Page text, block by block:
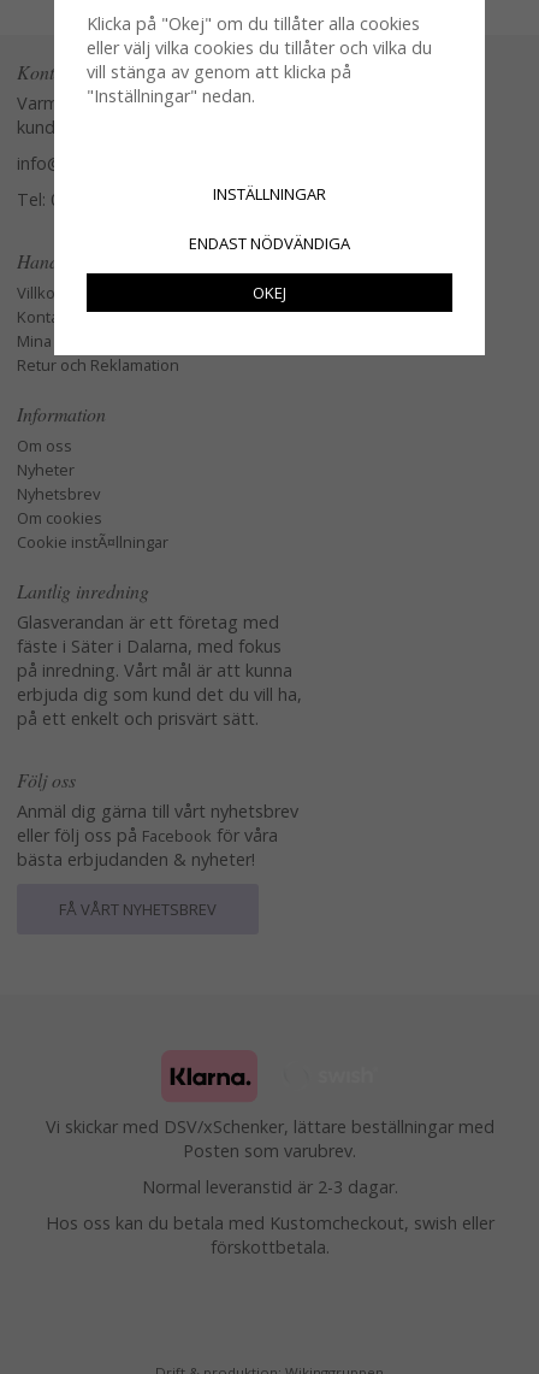
Kontakta oss
Varmt välkommen att kontakta vår
kundtjänst.
info@glasverandan.se
Tel: 079-3495968
Handla
Villkor
Kontakta oss
Mina favoriter
Retur och Reklamation
Information
Om oss
Nyheter
Nyhetsbrev
Om cookies
Cookie instÃ¤llningar
Lantlig inredning
Glasverandan är ett företag med
fäste i Säter i Dalarna, med fokus
på inredning. Vårt mål är att kunna
erbjuda dig som kund det du vill ha,
på ett enkelt och prisvärt sätt.
Följ oss
Anmäl dig gärna till vårt nyhetsbrev
eller följ oss på Facebook för våra
bästa erbjudanden & nyheter!
FÅ VÅRT NYHETSBREV
Vi skickar med DSV/xSchenker, lättare beställningar med
Posten som varubrev.
Normal leveranstid är 2-3 dagar.
Hos oss kan du betala med Kustomcheckout, swish eller
förskottbetala.
Klicka på "Okej" om du tillåter alla cookies
eller välj vilka cookies du tillåter och vilka du
vill stänga av genom att klicka på
"Inställningar" nedan.
INSTÄLLNINGAR
ENDAST NÖDVÄNDIGA
OKEJ